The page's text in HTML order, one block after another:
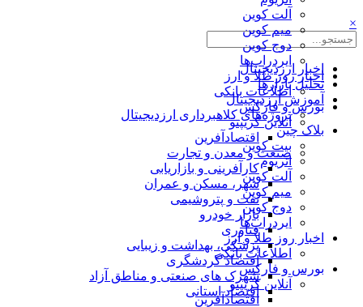
آلت کوین
میم کوین‌
دوج کوین
ایردراپ‌ها
اخبار روز طلا و ارز
اطلاعات بانکی
بورس و فارکس
آنلاین کریپتو
اقتصادآفرین
صنعت و معدن و تجارت
کارآفرینی و بازاریابی
شهر، مسکن و عمران
نفت و پتروشیمی
بازار خودرو
فناوری
پزشکی، بهداشت و زیبایی
اقتصاد گردشگری
شهرک های صنعتی و مناطق آزاد
اقتصاد استانی
×
اخبار ارزدیجیتال
تحلیل بازارها
آموزش ارزدیجیتال
پروژه‌های کلاهبرداری ارزدیجیتال
بلاک چین
بیت کوین
اتریوم
آلت کوین
میم کوین‌
دوج کوین
ایردراپ‌ها
اخبار روز طلا و ارز
اطلاعات بانکی
بورس و فارکس
آنلاین کریپتو
اقتصادآفرین